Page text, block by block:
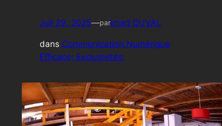
Juil 29, 2025—parImad DUVAL
dans Communication Numérique
Efficace; Exclusivités: